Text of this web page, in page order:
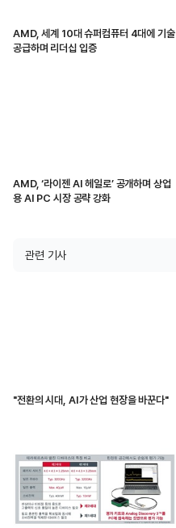
AMD, 세계 10대 슈퍼컴퓨터 4대에 기술
공급하며 리더십 입증
AMD, ‘라이젠 AI 헤일로’ 공개하며 상업
용 AI PC 시장 공략 강화
관련 기사
"전환의 시대, AI가 산업 현장을 바꾼다"